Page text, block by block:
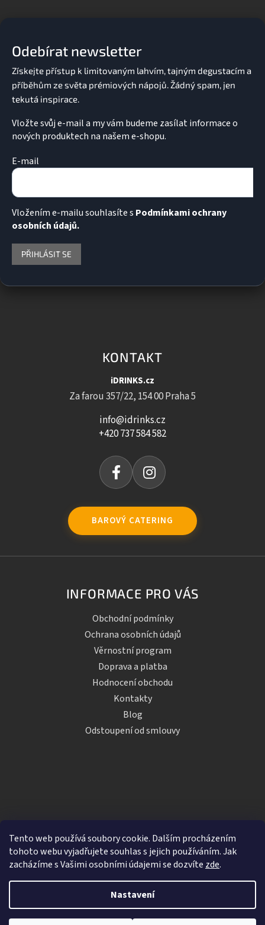
Tento web používá soubory cookie. Dalším procházením
tohoto webu vyjadřujete souhlas s jejich používáním. Jak
zacházíme s Vašimi osobními údajemi se dozvíte zde.
Nastavení
Odebírat newsletter
Vložte svůj e-mail a my vám budeme zasílat informace o
nových produktech na našem e-shopu.
E-mail
Vložením e-mailu souhlasíte s Podmínkami ochrany
osobních údajů.
PŘIHLÁSIT SE
KONTAKT
iDRINKS.cz
Za farou 357/22, 154 00 Praha 5
info@idrinks.cz
+420 737 584 582
BAROVÝ CATERING
INFORMACE PRO VÁS
Obchodní podmínky
Ochrana osobních údajů
Věrnostní program
Doprava a platba
Hodnocení obchodu
Kontakty
Blog
Odstoupení od smlouvy
Vytvořil Shoptet
iDRINKS.cz. Všechna práva vyhrazena.